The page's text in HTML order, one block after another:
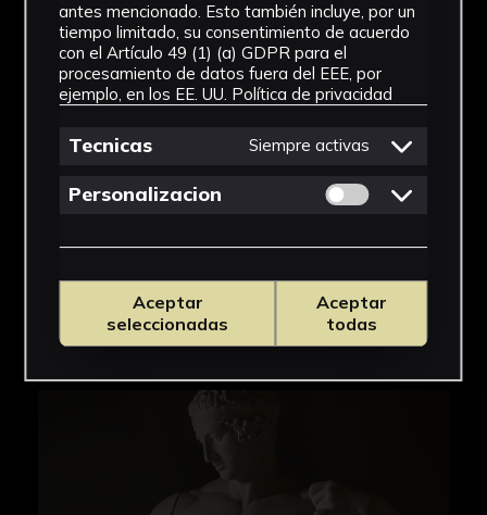
cfr. Oria Segura, Mercedes (2015):
"Diadúmeno". En: Beltrán Fortes, José/Méndez
Rodríguez, Luis (eds.): Yesos: gipsoteca de la
Universidad de Sevilla : recuperación de la
Tabaco. Sevilla: Universidad de Sevilla, p. 103.
Bibliografía:
recuperación de la colección de vaciados :
antigua Real Fábrica de Tabaco (Universidad
de Sevilla, Sevilla, 2015).
antes mencionado. Esto también incluye, por un
tiempo limitado, su consentimiento de acuerdo
con el Artículo 49 (1) (a) GDPR para el
procesamiento de datos fuera del EEE, por
ejemplo, en los EE. UU. Política de privacidad
Tecnicas Siempre activas
Personalizacion Permitir cookies
Aceptar
seleccionadas
Aceptar
todas